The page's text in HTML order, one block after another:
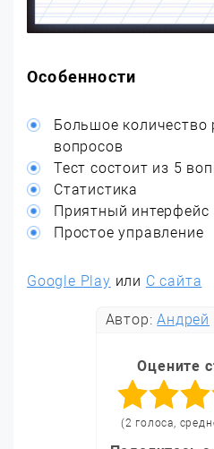
Особенности
Большое количество
вопросов
Тест состоит из 5
Статистика
Приятный интерфейс
Простое управление
Google Play или С сайта
Автор:Андрей
Оцените
(2 голоса,